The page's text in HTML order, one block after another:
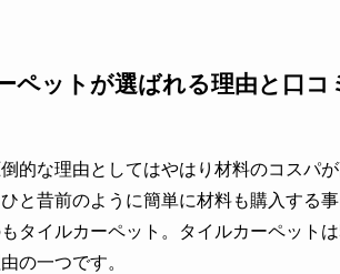
ペットが選ばれる理由と口コ
的な理由としてはやはり材料のコスパ
と昔前のように簡単に材料も購入する
タイルカーペット。タイルカーペット
の一つです。